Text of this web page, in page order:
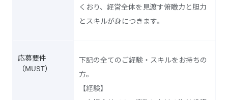
くおり、経営全体を見渡す俯瞰力と胆力
とスキルが身につきます。
応募要件
（MUST）
下記の全てのご経験・スキルをお持ちの
方。
【経験】